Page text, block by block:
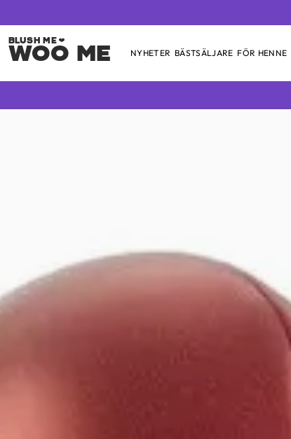
Woo Me NYHETER BÄSTSÄLJARE FÖR HENNE